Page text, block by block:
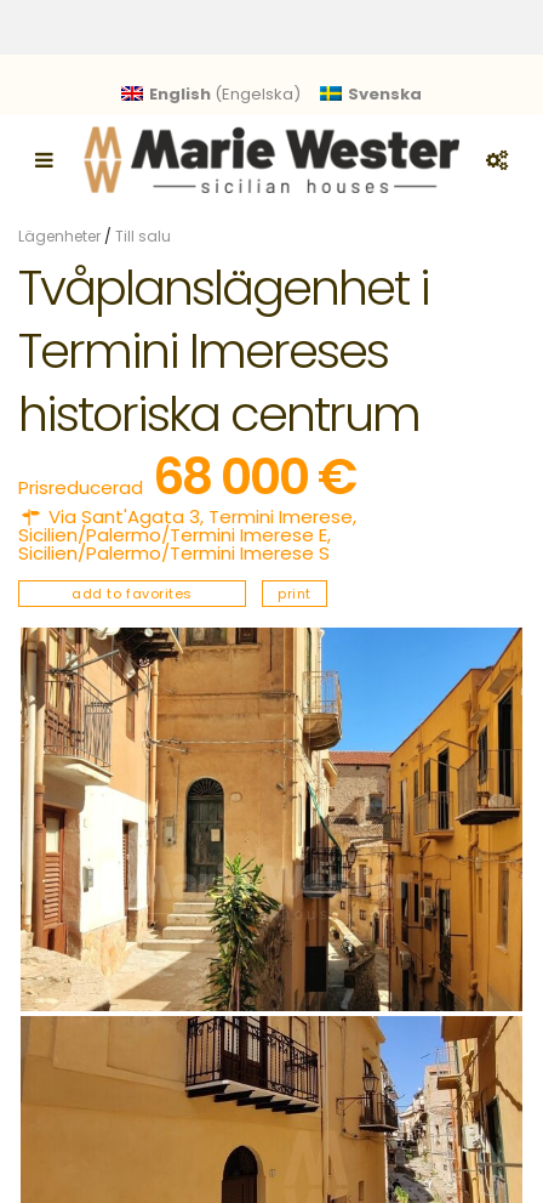
English(Engelska) Svenska
Lägenheter / Till salu
Tvåplanslägenhet i
Termini Imereses
historiska centrum
Prisreducerad 68 000 €
Via Sant'Agata 3, Termini Imerese,
Sicilien/Palermo/Termini Imerese E,
Sicilien/Palermo/Termini Imerese S
add to favorites print